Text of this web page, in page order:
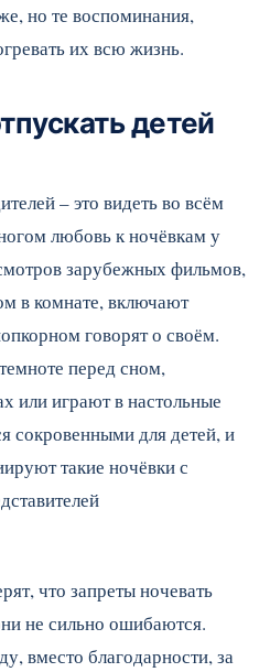
но те воспоминания,
их всю жизнь.
детей
– это видеть во всём
любовь к ночёвкам у
зарубежных фильмов,
в комнате, включают
говорят о своём.
перед сном,
или играют в настольные
сокровенными для детей, и
такие ночёвки с
что запреты ночевать
не сильно ошибаются.
вместо благодарности, за